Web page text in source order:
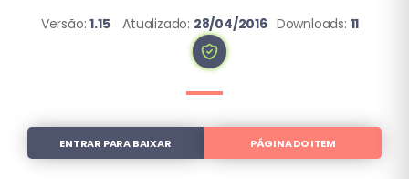
Versão:1.15 Atualizado: 28/04/2016 Downloads: 11
ENTRAR PARA BAIXAR PÁGINA DO ITEM